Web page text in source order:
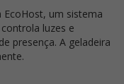
um sistema
luzes e
presença. A geladeira